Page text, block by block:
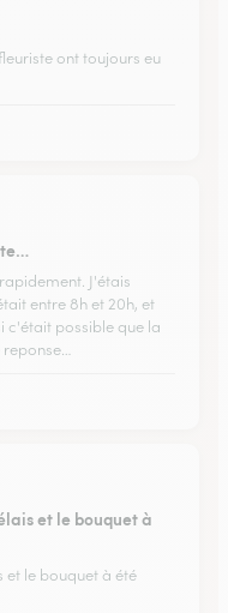
ont toujours eu
J'étais
entre 8h et 20h, et
c'était possible que la
reponse…
et le bouquet à
et le bouquet à été